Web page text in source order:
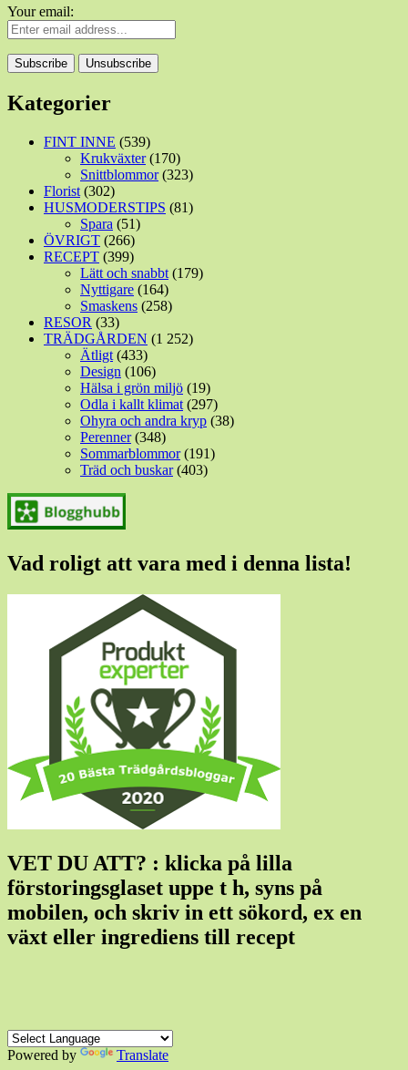
Your email:
Kategorier
FINT INNE (539)
Krukväxter(170)
Snittblommor(323)
Florist (302)
HUSMODERSTIPS (81)
Spara (51)
ÖVRIGT (266)
RECEPT (399)
Lätt och snabbt (179)
Nyttigare (164)
Smaskens (258)
RESOR (33)
TRÄDGÅRDEN (1 252)
Ätligt (433)
Design (106)
Hälsa i grön miljö (19)
Odla i kallt klimat (297)
Ohyra och andra kryp (38)
Perenner(348)
Sommarblommor(191)
Träd och buskar(403)
Vad roligt att vara med i denna lista!
VET DU ATT? : klicka på lilla
förstoringsglaset uppe t h, syns på
mobilen, och skriv in ett sökord, ex en
växt eller ingrediens till recept
Powered by Translate